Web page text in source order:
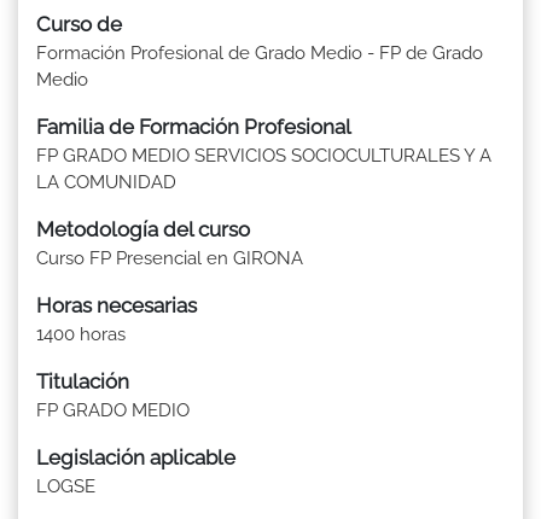
Curso de
Formación Profesional de Grado Medio - FP de Grado
Medio
Familia de Formación Profesional
FP GRADO MEDIO SERVICIOS SOCIOCULTURALES Y A
LA COMUNIDAD
Metodología del curso
Curso FP Presencial en GIRONA
Horas necesarias
1400 horas
Titulación
FP GRADO MEDIO
Legislación aplicable
LOGSE